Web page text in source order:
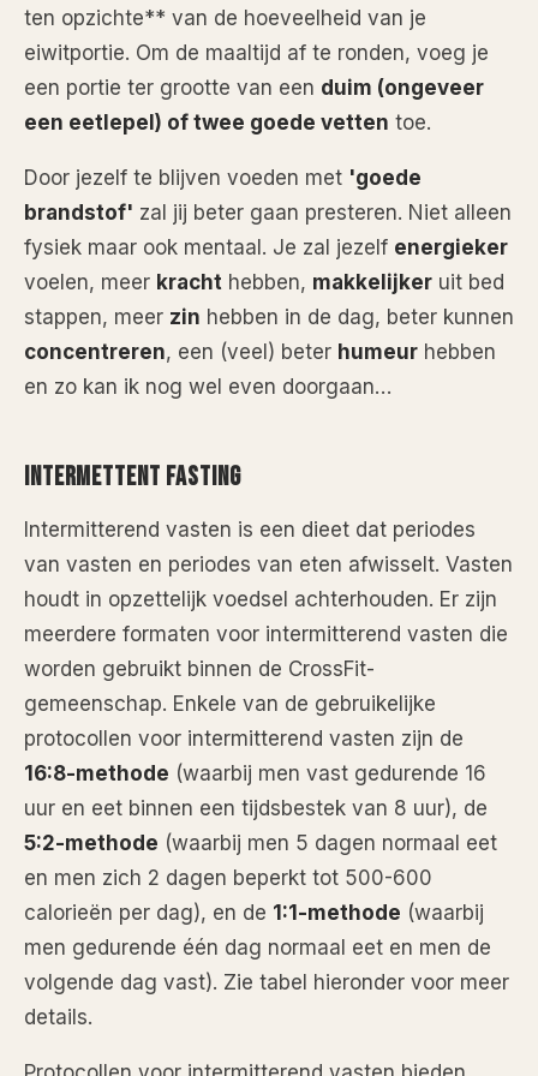
ten opzichte** van de hoeveelheid van je
eiwitportie. Om de maaltijd af te ronden, voeg je
een portie ter grootte van een duim (ongeveer
een eetlepel) of twee goede vetten toe.
Door jezelf te blijven voeden met 'goede
brandstof' zal jij beter gaan presteren. Niet alleen
fysiek maar ook mentaal. Je zal jezelf energieker
voelen, meer kracht hebben, makkelijker uit bed
stappen, meer zin hebben in de dag, beter kunnen
concentreren, een (veel) beter humeur hebben
en zo kan ik nog wel even doorgaan…
INTERMETTENT FASTING
Intermitterend vasten is een dieet dat periodes
van vasten en periodes van eten afwisselt. Vasten
houdt in opzettelijk voedsel achterhouden. Er zijn
meerdere formaten voor intermitterend vasten die
worden gebruikt binnen de CrossFit-
gemeenschap. Enkele van de gebruikelijke
protocollen voor intermitterend vasten zijn de
16:8-methode (waarbij men vast gedurende 16
uur en eet binnen een tijdsbestek van 8 uur), de
5:2-methode (waarbij men 5 dagen normaal eet
en men zich 2 dagen beperkt tot 500-600
calorieën per dag), en de 1:1-methode (waarbij
men gedurende één dag normaal eet en men de
volgende dag vast). Zie tabel hieronder voor meer
details.